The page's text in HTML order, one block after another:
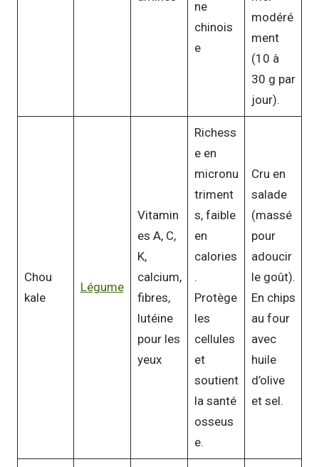
ne
chinois
e
modéré
ment
(10 à
30 g par
jour).
Chou
kale
Légume
Vitamin
es A, C,
K,
calcium,
fibres,
lutéine
pour les
yeux
Richess
e en
micronu
triment
s, faible
en
calories
.
Protège
les
cellules
et
soutient
la santé
osseus
e.
Cru en
salade
(massé
pour
adoucir
le goût).
En chips
au four
avec
huile
d’olive
et sel.